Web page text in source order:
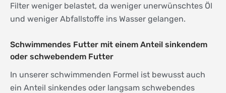
Filter weniger belastet, da weniger unerwünschtes Öl
und weniger Abfallstoffe ins Wasser gelangen.
Schwimmendes Futter mit einem Anteil sinkendem
oder schwebendem Futter
In unserer schwimmenden Formel ist bewusst auch
ein Anteil sinkendes oder langsam schwebendes